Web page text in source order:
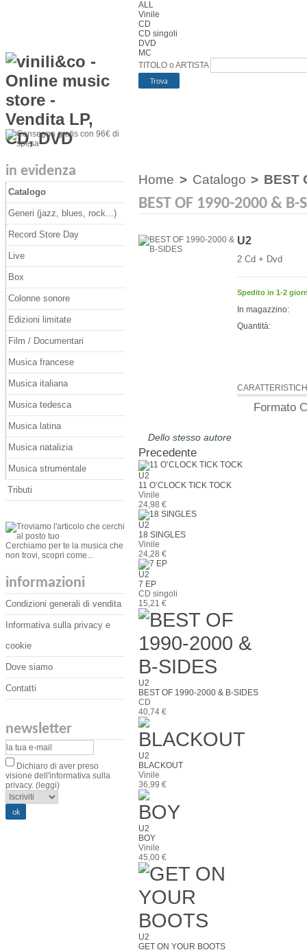
ALL
Vinile
CD
CD singoli
DVD
MC
TITOLO o ARTISTA
in evidenza
Catalogo
Generi (jazz, blues, rock...)
Record Store Day
Live
Box
Colonne sonore
Edizioni limitate
Film / Documentari
Musica francese
Musica italiana
Musica tedesca
Musica latina
Musica natalizia
Musica strumentale
Tributi
Cerchiamo per te la musica che
non trovi, scopri come...
informazioni
Condizioni generali di vendita
Informativa sulla privacy e
cookie
Dove siamo
Contatti
newsletter
Dichiaro di aver preso
visione dell'informativa sulla
privacy. (leggi)
Home > Catalogo > BEST
BEST OF 1990-2000 & B-
U2
2 Cd + Dvd
Spedito in 1-2
In magazzino:
Quantità:
Formato
Dello stesso autore
Precedente
U2
11 O’CLOCK TICK TOCK
Vinile
24,98 €
U2
18 SINGLES
Vinile
24,28 €
U2
7 EP
CD singoli
15,21 €
U2
BEST OF 1990-2000 & B-SIDES
CD
40,74 €
U2
BLACKOUT
Vinile
36,99 €
U2
BOY
Vinile
45,00 €
U2
GET ON YOUR BOOTS